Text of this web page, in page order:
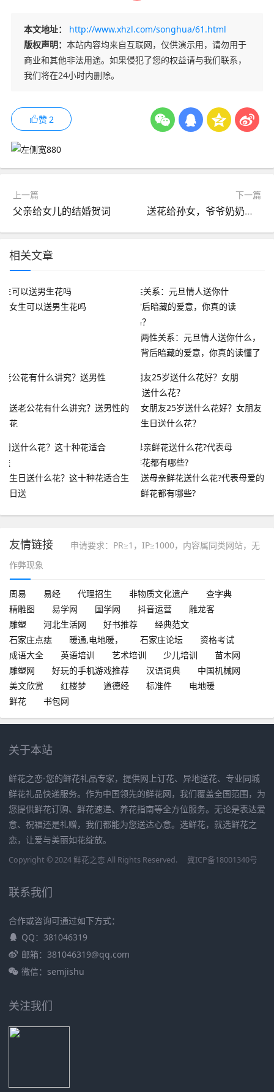
本文地址：
http://www.xhzl.com/songhua/61.html
版权声明： 本站内容均来自互联网，仅供演示用，请勿用于
商业和其他非法用途。如果侵犯了您的权益请与我们联系，
我们将在24小时内删除。
赞2
上一篇
父亲给女儿的结婚贺词
下一篇
送花给孙女，爷爷奶奶给刚出生的孙女送什么花？
相关文章
女生可以送男生花吗
两性关系：元旦情人送你什么，
背后暗藏的爱意，你真的读懂了
送老公花有什么讲究？送男性的
花
女朋友25岁送什么花好？女朋友
生日送什么花？
生日送什么花？这十种花适合生
日送
送母亲鲜花送什么花?代表母爱的
鲜花都有哪些?
友情链接
申请要求：PR≥1，IP≥1000，内容属同类网站，无
作弊现象
周易 易经 代理招生 非物质文化遗产
查字典
精雕图
易学网 国学网 抖音运营
雕龙客
雕塑
河北生活网 好书推荐
经典范文
石家庄点痣
暖通,电地暖， 石家庄论坛
资格考试
成语大全
英语培训 艺术培训 少儿培训
苗木网
雕塑网
好玩的手机游戏推荐 汉语词典
中国机械网
美文欣赏
红楼梦 道德经 标准件
电地暖
鲜花
书包网
关于本站
鲜花之恋-您的鲜花礼品专家，提供网上订花、异地送花、专业同城
鲜花礼品快递服务。作为中国领先的鲜花网，我们覆盖全国范围，为
您提供鲜花订购、鲜花速递、养花指南等全方位服务。无论是表达爱
意、祝福还是礼赠，我们都能为您送达心意。选鲜花，就选鲜花之
恋，让爱与美丽如花绽放。
Copyright © 2024 鲜花之恋 All Rights Reserved. 冀ICP备18001340号
联系我们
合作或咨询可通过如下方式：
QQ：381046319
邮箱：381046319@qq.com
微信：semjishu
关注我们